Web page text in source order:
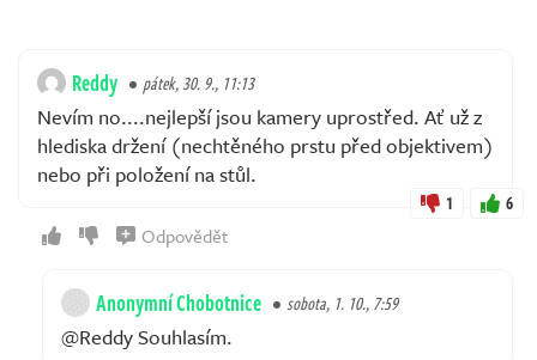
Reddy pátek, 30. 9., 11:13
Nevím no....nejlepší jsou kamery uprostřed. Ať už z
hlediska držení (nechtěného prstu před objektivem)
nebo při položení na stůl.
1 6
Odpovědět
Anonymní Chobotnice sobota, 1. 10., 7:59
@Reddy Souhlasím.